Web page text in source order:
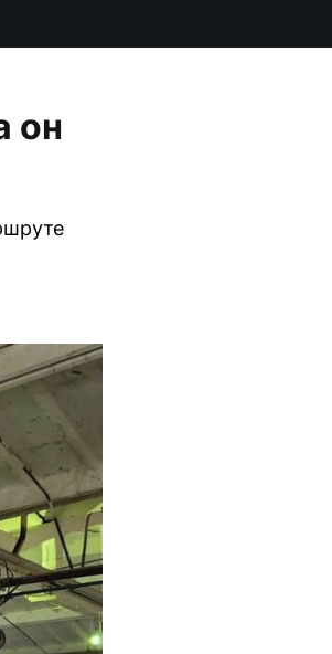
он